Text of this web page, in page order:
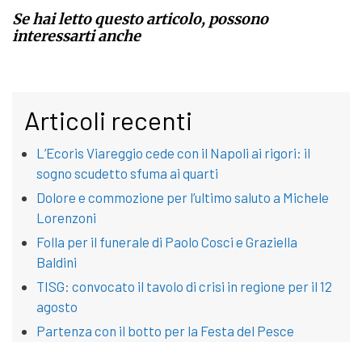
Se hai letto questo articolo, possono
interessarti anche
Articoli recenti
L’Ecoris Viareggio cede con il Napoli ai rigori: il
sogno scudetto sfuma ai quarti
Dolore e commozione per l’ultimo saluto a Michele
Lorenzoni
Folla per il funerale di Paolo Cosci e Graziella
Baldini
TISG: convocato il tavolo di crisi in regione per il 12
agosto
Partenza con il botto per la Festa del Pesce